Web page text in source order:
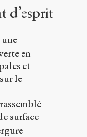
d’esprit
en
et
le
surface